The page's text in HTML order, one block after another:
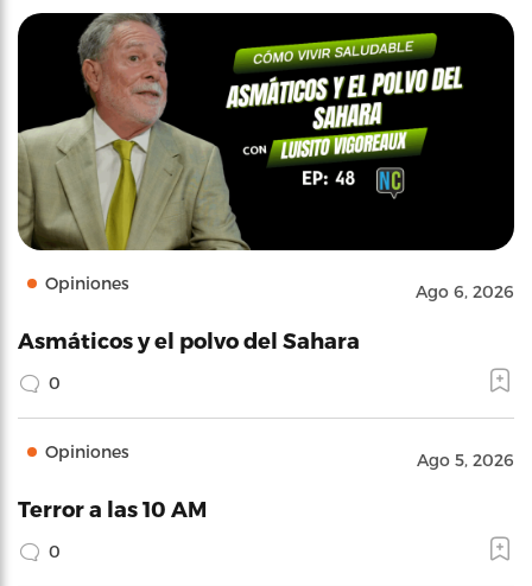
Opiniones Ago 6, 2026
Asmáticos y el polvo del Sahara
0
Opiniones Ago 5, 2026
Terror a las 10 AM
0